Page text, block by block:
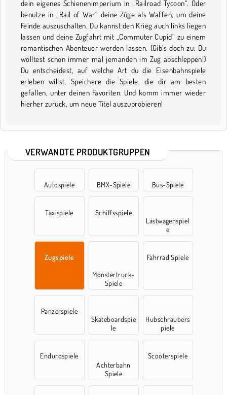
dein eigenes Schienenimperium in „Railroad Tycoon“. Oder
benutze in „Rail of War“ deine Züge als Waffen, um deine
Feinde auszuschalten. Du kannst den Krieg auch links liegen
lassen und deine Zugfahrt mit „Commuter Cupid“ zu einem
romantischen Abenteuer werden lassen. (Gib‘s doch zu: Du
wolltest schon immer mal jemanden im Zug abschleppen!)
Du entscheidest, auf welche Art du die Eisenbahnspiele
erleben willst. Speichere die Spiele, die dir am besten
gefallen, unter deinen Favoriten. Und komm immer wieder
hierher zurück, um neue Titel auszuprobieren!
VERWANDTE PRODUKTGRUPPEN
Autospiele BMX-Spiele Bus-Spiele
Taxispiele
Schiffsspiele
Lastwagenspiel
e
Zugspiele
Monstertruck-
Spiele
Fahrrad Spiele
Panzerspiele
Skateboardspie
le
Hubschraubers
piele
Endurospiele
Achterbahn
Spiele
Scooterspiele